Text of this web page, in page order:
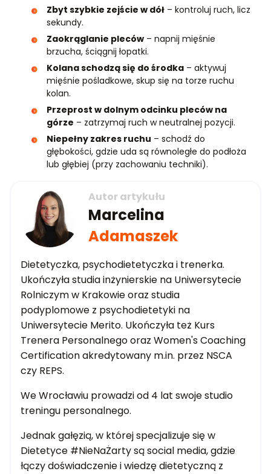
Zbyt szybkie zejście w dół – kontroluj ruch, licz
sekundy.
Zaokrąglanie pleców – napnij mięśnie
brzucha, ściągnij łopatki.
Kolana schodzą się do środka – aktywuj
mięśnie pośladkowe, skup się na torze ruchu
kolan.
Przeprost w dolnym odcinku pleców na
górze – zatrzymaj ruch w neutralnej pozycji.
Niepełny zakres ruchu – schodź do
głębokości, gdzie uda są równoległe do podłoża
lub głębiej (przy zachowaniu techniki).
Autor artykułu
Marcelina
Adamaszek
Dietetyczka, psychodietetyczka i trenerka.
Ukończyła studia inżynierskie na Uniwersytecie
Rolniczym w Krakowie oraz studia
podyplomowe z psychodietetyki na
Uniwersytecie Merito. Ukończyła też Kurs
Trenera Personalnego oraz Women's Coaching
Certification akredytowany m.in. przez NSCA
czy REPS.
We Wrocławiu prowadzi od 4 lat swoje studio
treningu personalnego.
Jednak gałęzią, w której specjalizuje się w
Dietetyce #NieNaŻarty są social media, gdzie
łączy doświadczenie i wiedzę dietetyczną z